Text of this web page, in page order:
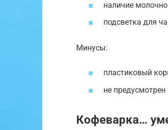
наличие
подсветка для
Минусы:
пластиковый
не
Кофеварка…